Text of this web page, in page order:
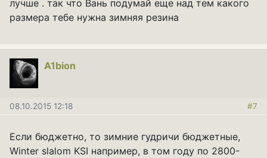
лучше . так что Вань подумай еще над тем какого
размера тебе нужна зимняя резина
A1bion
08.10.2015 12:18 #7
Если бюджетно, то зимние гудричи бюджетные,
Winter slalom KSI например, в том году по 2800-